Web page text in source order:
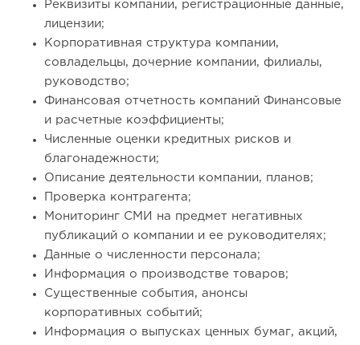
Реквизиты компании, регистрационные данные,
лицензии;
Корпоративная структура компании,
совладельцы, дочерние компании, филиалы,
руководство;
Финансовая отчетность компаний Финансовые
и расчетные коэффициенты;
Численные оценки кредитных рисков и
благонадежности;
Описание деятельности компании, планов;
Проверка контрагента;
Мониторинг СМИ на предмет негативных
публикаций о компании и ее руководителях;
Данные о численности персонала;
Информация о производстве товаров;
Существенные события, анонсы
корпоративных событий;
Информация о выпусках ценных бумаг, акций,